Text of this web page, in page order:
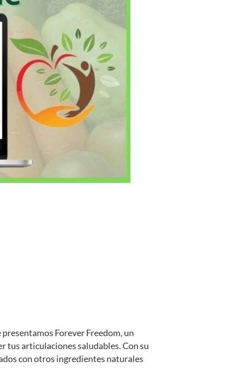
Forever Freedom, un
tus articulaciones saludables. Con su
con otros ingredientes naturales